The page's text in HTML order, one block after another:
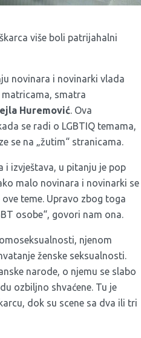
više boli patrijahalni
novinara i novinarki vlada
smatra
Huremović. Ova
se radi o LGBTIQ temama,
se na „žutim“ stranicama.
i izvještava, u pitanju je pop
malo novinara i novinarki se
teme. Upravo zbog toga
osobe“, govori nam ona.
njenom
ženske seksualnosti.
narode, o njemu se slabo
ozbiljno shvaćene. Tu je
dok su scene sa dva ili tri